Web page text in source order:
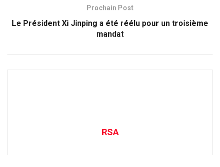
Prochain Post
Le Président Xi Jinping a été réélu pour un troisième
mandat
RSA